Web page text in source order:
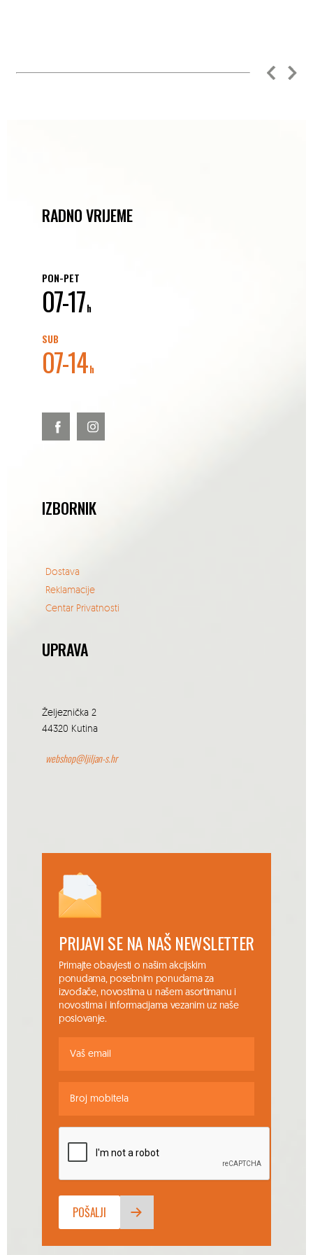
RADNO VRIJEME
PON-PET
07-17h
SUB
07-14h
IZBORNIK
Dostava
Reklamacije
Centar Privatnosti
UPRAVA
Željeznička 2
44320 Kutina
webshop@ljiljan-s.hr
PRIJAVI SE NA NAŠ NEWSLETTER
Primajte obavjesti o našim akcijskim
ponudama, posebnim ponudama za
izvođače, novostima u našem asortimanu i
novostima i informacijama vezanim uz naše
poslovanje.